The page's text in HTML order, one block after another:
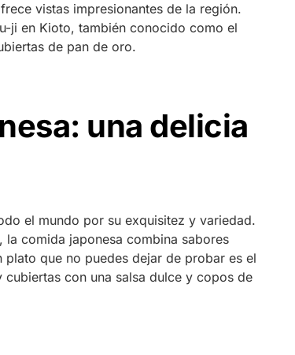
vistas impresionantes de la región.
ji en Kioto, también conocido como el
de pan de oro.
una delicia
el mundo por su exquisitez y variedad.
la comida japonesa combina sabores
que no puedes dejar de probar es el
con una salsa dulce y copos de